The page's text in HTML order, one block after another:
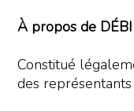
À propos de DÉBI
Constitué
des représentants